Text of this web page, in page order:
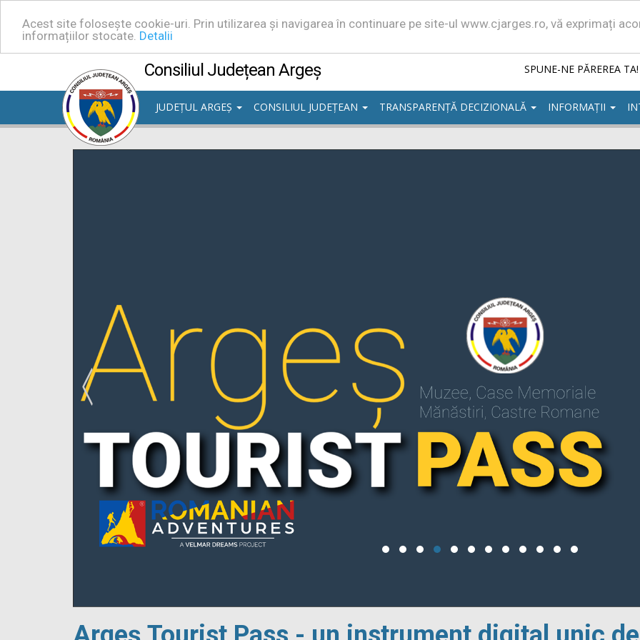
Acest site folosește cookie-uri. Prin utilizarea și navigarea în continuare pe site-ul www.cjarges.ro, vă exprimați
informațiilor stocate. Detalii
Consiliul Județean Argeș SPUNE-NE PĂREREA TA!
JUDEȚUL ARGEȘ
CONSILIUL JUDEȚEAN TRANSPARENȚĂ DECIZIONALĂ INFORMAȚII